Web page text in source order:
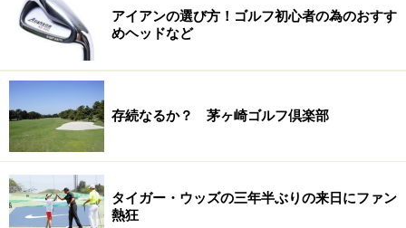
アイアンの選び方！ゴルフ初心者の為のおすす
めヘッドなど
存続なるか？ 茅ヶ崎ゴルフ倶楽部
タイガー・ウッズの三年半ぶりの来日にファン
熱狂